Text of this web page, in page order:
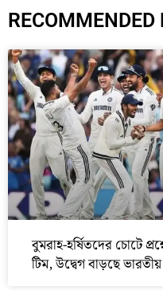
RECOMMENDED
বুমরাহ-হর্ষিতদের চোটে
টিম, উদ্বেগ বাড়ছে